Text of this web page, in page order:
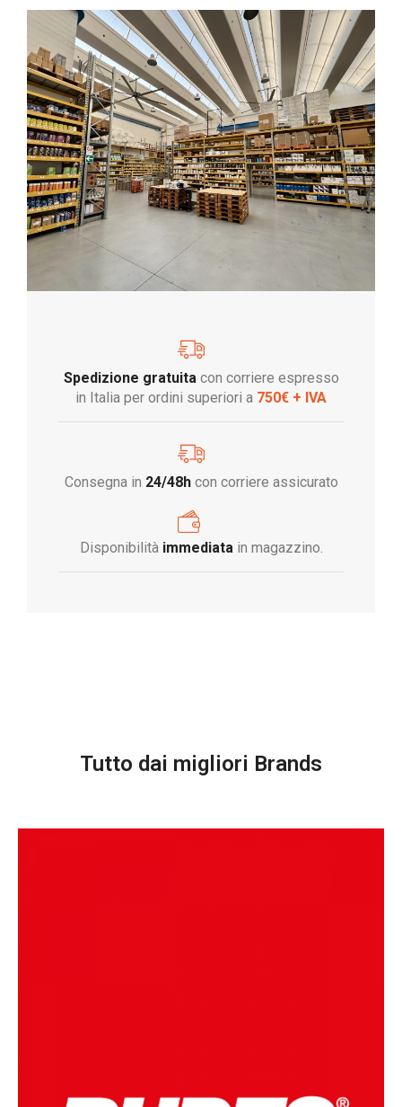
Spedizione gratuitacon corriere espresso
in Italia per ordini superiori a 750€ + IVA
Consegna in 24/48hcon corriere assicurato
Disponibilità immediatain magazzino.
Tutto dai migliori Brands